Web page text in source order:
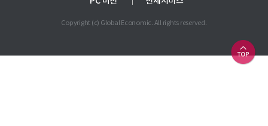
Copyright (c) Global Economic. All rights reserved.